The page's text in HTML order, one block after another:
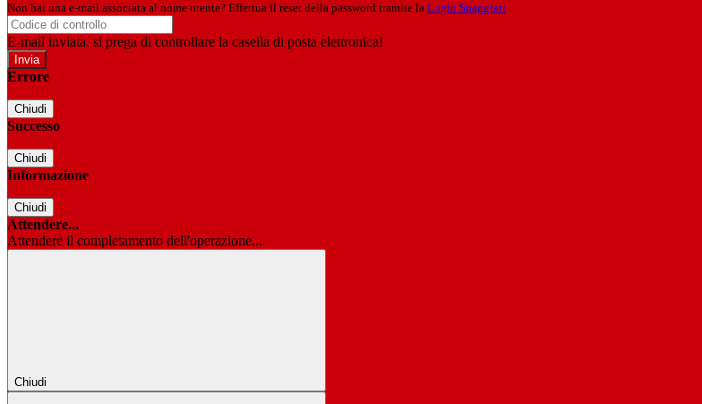
Non hai una e-mail associata al nome utente? Effettua il reset della password tramite la Login Spaggiari
E-mail inviata, si prega di controllare la casella di posta elettronica!
Errore
Chiudi
Successo
Chiudi
Informazione
Chiudi
Attendere...
Attendere il completamento dell'operazione...
Chiudi